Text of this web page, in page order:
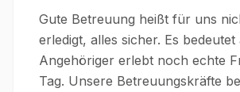
Gute Betreuung heißt für uns
erledigt, alles sicher. Es
Angehöriger erlebt noch echte
Tag. Unsere Betreuungskräfte